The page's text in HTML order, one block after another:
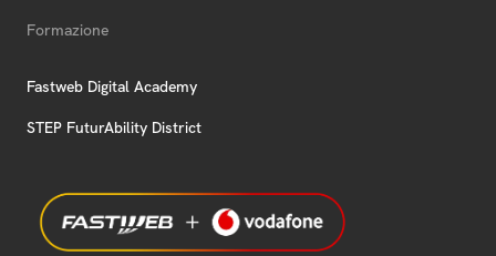
Formazione
Fastweb Digital Academy
STEP FuturAbility District